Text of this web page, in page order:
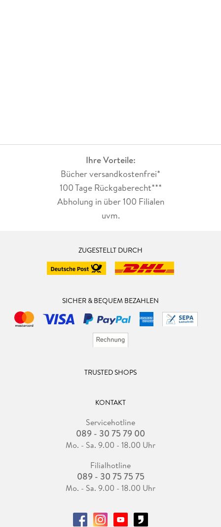
Ihre Vorteile:
Bücher versandkostenfrei*
100 Tage Rückgaberecht***
Abholung in über 100 Filialen
uvm.
ZUGESTELLT DURCH
SICHER & BEQUEM BEZAHLEN
TRUSTED SHOPS
KONTAKT
Servicehotline
089 - 30 75 79 00
Mo. - Sa. 9.00 - 18.00 Uhr
Filialhotline
089 - 30 75 75 75
Mo. - Sa. 9.00 - 18.00 Uhr